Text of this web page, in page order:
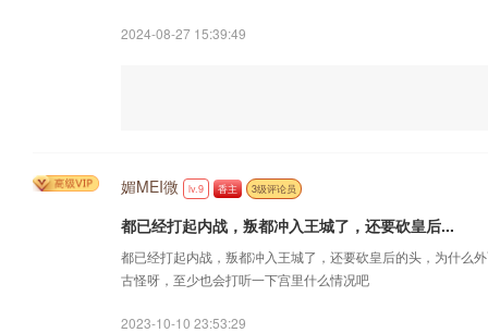
2024-08-27 15:39:49
媚MEI微 lv.9 香主 3级评论员
都已经打起内战，叛都冲入王城了，还要砍皇后...
都已经打起内战，叛都冲入王城了，还要砍皇后的头，为什么
古怪呀，至少也会打听一下宫里什么情况吧
2023-10-10 23:53:29